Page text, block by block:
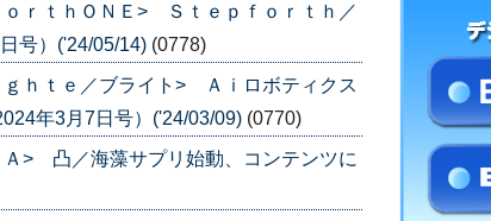
ｒｔｈＯＮＥ> Ｓｔｅｐｆｏｒｔｈ／
号）('24/05/14) (0778)
ｈｔｅ／ブライト> Ａｉロボティクス
年3月7日号）('24/03/09) (0770)
> 凸／海藻サプリ始動、コンテンツに